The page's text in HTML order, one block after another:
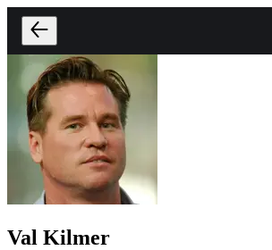
Val Kilmer